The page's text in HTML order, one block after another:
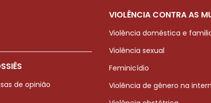
de opinião
VIOLÊNCIA CONTRA AS
Violência doméstica e
Violência sexual
Feminicídio
Violência de gênero na